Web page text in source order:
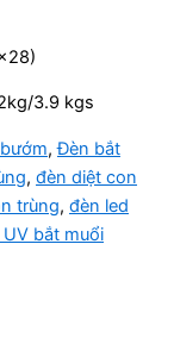
3.9 kgs
,Đèn bắt
, đèn diệt con
trùng, đèn led
bắt muổi